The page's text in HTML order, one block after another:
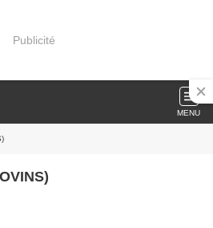
Publicité
MENU